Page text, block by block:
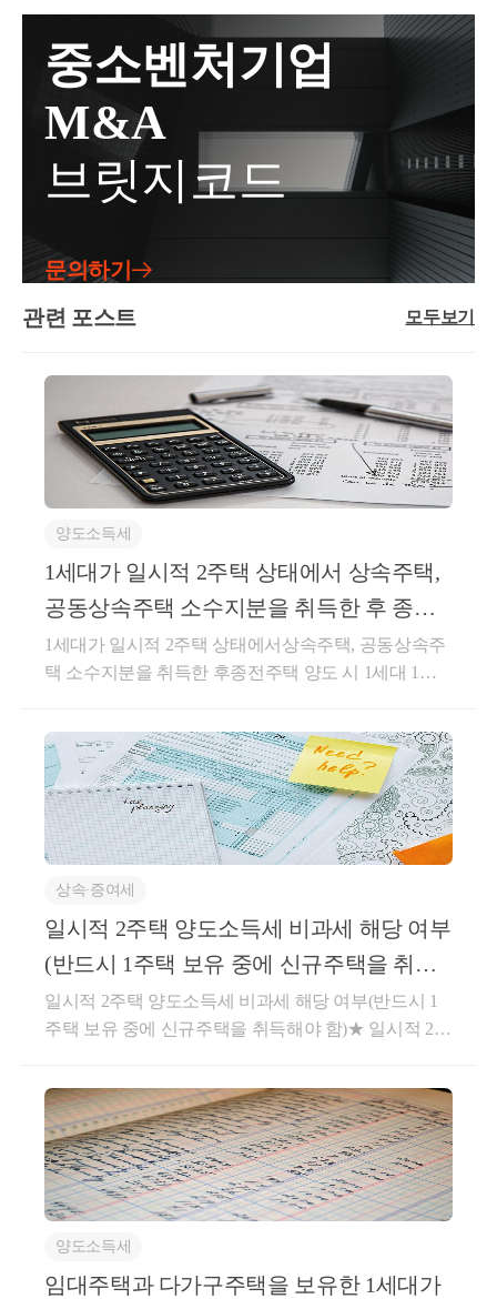
차계약을 체결하여 실제 1년 6개월 이상 임대한 경우,
해당 임대차계약은 「소득세법 시행령」 제155조의3
에 따른 직전 임대차계약으로 볼 수 있는 것입니다.사
실관계○ 2020.xx.xx. A주택 취득 계약 *매도인이 임차
인으로 A주택에 거주하는 조건으로 매매계약○2021.x
x.xx. A주택 취득하면서 임차인과 임대차계약 체결, 임
대개시- 1년 6개월 이상 임대한 후인 2022.xx.xx. A주택
임차인(매도인) 사망○ 2022.xx.xx. 임차인의 상속인에
게 임대보증금 반환○ 22.xx월 이후 임대차계약 체결 예
정2. 질의내용○ 주택을 취득하면서 주택의 전 소유자
를 임차인으로 하는 임대차계약을 체결하는 경우,- 당
해 임대차계약이 소득령§155의3에 따른 직전 임대차
의 매도자와 체결한 임대차계약이직전임대차계약에
해당하는지서면-2023-부동산-1332 [부동산납세과-240
1]등록일자 : 2023.11.03.생산일자 : 2023.10.13.요지주택
을 취득하면서 해당 주택의 매도자와 임대차계약 계약
을 체결하여 실제 1년 6개월 이상 임대한 경우 직전임
대차계약에 해당함회신귀 질의의 경우, 기존 해석사례
인 “서면-2022-법규재산-4083, 2022.11.02” 를 참고하시
기 바랍니다.○ 서면-2022-법규재산-4083, 2022.11.02.1
세대가 주택을 취득한 후 해당 주택의 전 소유자와 임
대차계약을 체결하여 실제 1년 6개월 이상 임대한 경
우, 해당 임대차계약은 「소득세법 시행령」 제155조
의3에 따른 직전 임대차계약으로 볼 수 있는 것입니다.
도인이 임차인으로 거주 및 임대보증금 제외한 잔금
지급 조건-’20.5.27.A주택 취득하면서 전소유자와 임대
차계약 체결-’22.5월기존 임차인과 임대보증금 또는 임
대료의 증가율이 100분의 5를 초과하지 않는 임대차계
약 체결2. 질의내용 - 주택을 취득하면서 주택의 전 소
에 대한 임대차계약을 체결한 경우,「소득세법시행
령」제155조의3 상생임대주택 특례의 직전 임대차계
약으로 볼 수 있는지도움이 되셨길 바랍니다. 감사합
직접02-6403-9250으로 전화를 주시거나cta_moonyh@n
aver.com으로 연락을 주시면 됩니다!★주요 경력- 121,0
구를 통한 약 25억 이상 세금 환급- 세무사 플랫폼 '택
슬리' 상담 및 후기 1위 (약 4,000건 이상 상담)- 전문가
플랫폼 '아하커넥츠' 상담 및 후기 1위 (약 500건 이상
상담)- 지식공유플랫폼 '아하' 세무/회계 1위 (117,000건
이상 답변 및 337만건 이상 공유)- KB금융 콘텐츠 필
세무법인 넥스트
고･납부하고 있음○멤버십에 가입한 구매회원들에 대
한 배달료 할인액은 신청법인이 전액 부담, 즉 구매회
원은 배달료를 제외한 음식 대금만을 지급하고-신청인
은 VD배달료 상당액을 신청법인이 판매회원으로부터
수취하는 ○○서비스 수수료에서 차감하는 방식으로 정
산2. 질의내용○신청인이 ○○수수료에서 차감·정산하
는 방식으로 멤버십 가입 회원에게 제공한 ‘VD배달료
할인액’이 부가세법상 매출에누리로 보아, 해당 수수
료의 공급가액에서 차감할 수 있는지 여부3. 관련법령
○부가가치세법§29 (과세표준) ①재화 또는 용역의 공
급에 대한 부가가치세의 과세표준은 해당 과세기간에
다. 이 경우 대금, 요금, 수수료, 그 밖에 어떤 명목이든
상관없이 재화 또는 용역을 공급받는 자로부터 받는
금전적 가치 있는 모든 것을 포함하되, 부가가치세는
포함하지 아니한다.6.외상거래, 할부거래, 대통령령으
로 정하는 마일리지 등으로 대금의 전부 또는 일부를
결제하는 거래 등 그 밖의 방법으로 재화 또는 용역을
공급하는 경우: 공급 형태 등을 고려하여 대통령령으
함하지 아니한다.1.재화나 용역을 공급할 때 그 품질이
나 수량, 인도조건 또는 공급대가의 결제방법이나 그
밖의 공급조건에 따라 통상의 대가에서 일정액을 직접
는 자에게 지급하는 장려금이나 이와 유사한 금액 및
제45조제1항에 따른 대손금액(貸損金額)은 과세표준
에서 공제하지 아니한다.○부가가치세법 시행령§61
(외상거래 등 그 밖의 공급가액의 계산) ①법 제29조제
3항제6호에서 "대통령령으로 정하는 마일리지 등"이
란 재화 또는 용역의 구입실적에 따라 마일리지, 포인
트 또는 그 밖에 이와 유사한 형태로 별도의 대가 없이
적립받은 후 다른 재화 또는 용역 구입 시 결제수단으
로 사용할 수 있는 것과 재화 또는 용역의 구입실적에
따라 별도의 대가 없이 교부받으며 전산시스템 등을
통하여 그 밖의 상품권과 구분 관리되는 상품권(이하
이 조에서 "마일리지등"이라 한다)을 말한다. ②법 제2
다음 각 호의 구분에 따른 가액을 말한다.9. 마일리지
등으로 대금의 전부 또는 일부를 결제받은 경우(제10
호에 해당하는 경우는 제외한다): 다음 각 목의 금액을
합한 금액가. 마일리지등 외의 수단으로 결제받은 금
액나.자기적립마일리지등[당초 재화 또는 용역을 공급
여 준 경우를 포함한다)하여 준 사업자에게 사용한 마
일리지등(여러 사업자가 적립하여 줄 수 있거나 여러
이상인지 등을 확인해보아야 합니다.실제 사례로, 임
대사업자 등록 이후 실제 임대개시가 늦었음에도 불구
하고 지자체 주택임대사업자 8년 자동말소가 되자마
자 임대주택을 팔고, 당연하게도 양도세 신고시 장기
보유특별공제 50%를 적용해서 신고를 했다가 양도소
득세가 추징당한 사례도 종종 있습니다. 이럴 경우 미
납세금 뿐만 아니라, 가산세까지 부담합니다.이처럼
세제혜택을 받지도 못하고, 가산세까지 부과가 될 수
있기때문에 이를 잘 알아두셨다가 적용하시면 될 것입
니다. 현재 상황이 복잡하거나 애매하시면 반드시 세
무사와 상담 후 의사결정을 하시는 것이 좋습니다.도
전화를 주시거나cta_moonyh@naver.com으로 연락을 주
시면 됩니다!★주요 경력- 121,000건 이상의 세금 상담
및 용역- 600건 이상의 경정청구를 통한 약 25억 이상
세금 환급- 세무사 플랫폼 '택슬리' 상담 및 후기 1위 (약
4,000건 이상 상담)- 전문가 플랫폼 '아하커넥츠' 상담
및 후기 1위 (약 500건 이상 상담)- 지식공유플랫폼 '아
상 공유)- KB금융 콘텐츠 필진- 한국경제필진- 서울시
마을세무사- ㈜코스맥스 세무팀- ㈜현대중공업 세무기
획팀- ㈜iMBC 재무회계팀- 세무법인 넥스트
중소벤처기업
M&A
브릿지코드
문의하기
관련 포스트
모두보기
양도소득세
1세대가 일시적 2주택 상태에서 상속주택,
공동상속주택 소수지분을 취득한 후 종전
주택 양도 시 1세대 1주택
1세대가 일시적 2주택 상태에서상속주택, 공동상속주
택 소수지분을 취득한 후종전주택 양도 시 1세대 1주
-법규재산-0209[납세자회신번호] 법규과-1092[제 목]1
세대가 일시적 2주택 상태에서 상속주택, 공동상속주
택 소수지분을 취득한 후 종전주택 양도 시 1세대 1주
택 비과세 적용이 가능한 지[요 지]1세대가 소득령§155
①의 요건을 충족하는 일시적 2주택 상태에서 상속주
택과 공동상속주택의 소수지분을 취득한 후 종전주택
을 양도하는 경우 소득령§155①, 소득령§155②, 소득
령§155③을 중첩 적용하여 비과세 특례를 적용할 수
세대가 일반주택(A)을 취득한 날부터 1년 이상이 지난
후 다른 주택(B)을 취득하고 다른 주택 취득 후 3년 이
내에 상속주택(C)과 공동상속주택의 소수지분(D)을
시행령」제155조제1항, 제2항, 및 제3항을 중첩 적용
하여 같은 법 시행령 제154조제1항을 적용할 수 없는
것입니다.1. 사실관계2. 질의내용○1세대가 일시적 2주
택 상태에서 상속주택, 공동상속주택 소수지분을 취득
한 후 종전주택 양도 시 1세대 1주택 비과세 적용이 가
능한 지3. 관련법령 및 관련사례□소득세법 제89조【비
과세 양도소득】① 다음 각 호의 소득에 대해서는 양
도소득에 대한 소득세(이하 양도소득세 라 한다)를 과
상속∙증여세
일시적 2주택 양도소득세 비과세 해당 여부
(반드시 1주택 보유 중에 신규주택을 취득
해야 함)
일시적 2주택 양도소득세 비과세 해당 여부(반드시 1
주택 보유 중에 신규주택을 취득해야 함)★ 일시적 2주
이상 지난 후 신규주택 취득2) 신규주택 취득일로부터
3년 이내 종전주택 양도3) 종전주택은 1세대 1주택 비
과세 요건(2년이상 보유, 취득당시 조정지역일 경우 2
년이상 거주 또는 상생임대요건)을 충족할 것대법원-2
024-두-55426귀속년도 : 2021심급 : 3심등록일자 : 2025.
09.22.생산일자 : 2025.02.13.진행상태 : 완료요 지국내
에 2주택을 소유한 1세대가 신규 주택을 취득함으로써
3주택이 되었다가 종전의 주택 중 1주택을 처분하여 2
양도소득세
임대주택과 다가구주택을 보유한 1세대가